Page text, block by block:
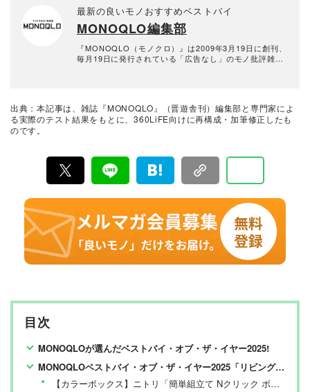
ストしてきたが、デジタルガジェット、アウトドアグッ
ズ、マネーが得意。テストのためなら大学研究所から中
華料理店まであらゆる場所に押しかける。
最新の良いモノおすすめベストバイ
MONOQLO編集部
『MONOQLO（モノクロ）』は2009年3月19日に創刊、
毎月19日に発行されている「広告なし」のモノ批評雑誌
に良いモノ」だけを厳選して紹介。編集長・山田和樹を
中心に、11名以上の編集体制で日々の検証・記事制作を
出典：本記事は、雑誌『MONOQLO』（晋遊舎刊）編集部と専門家によ
る実際のテスト結果をもとに、360LiFE向けに再構成・加筆修正したも
のです。
目次
MONOQLOが選んだベストバイ・オブ・ザ・イヤー2025!
MONOQLOベストバイ・オブ・ザ・イヤー2025「リビング快適編」
【カラーボックス】ニトリ「簡単組立て Nクリック ボックス レギュラー3段」